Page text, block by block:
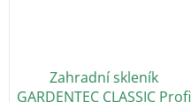
Zahradní skleník
GARDENTEC CLASSIC Profi